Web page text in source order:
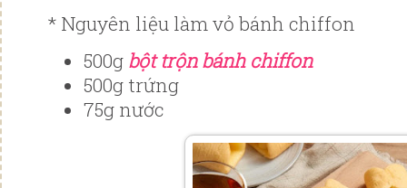
* Nguyên liệu làm vỏ bánh chiffon
500g bột trộn bánh chiffon
500g trứng
75g nước